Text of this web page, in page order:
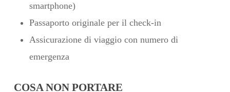
smartphone)
Passaporto originale per il check-in
Assicurazione di viaggio con numero di
emergenza
COSA NON PORTARE